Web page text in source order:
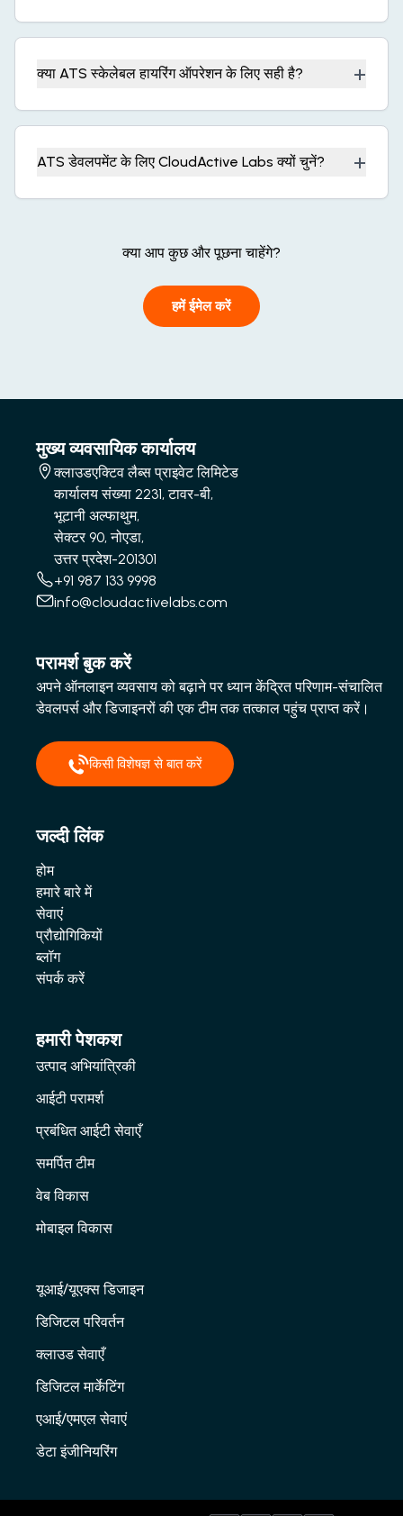
क्या ATS स्केलेबल हायरिंग ऑपरेशन के लिए सही है? +
ATS डेवलपमेंट के लिए CloudActive Labs क्यों चुनें? +
क्या आप कुछ और पूछना चाहेंगे?
हमें ईमेल करें
मुख्य व्यवसायिक कार्यालय
क्लाउडएक्टिव लैब्स प्राइवेट लिमिटेड
कार्यालय संख्या 2231, टावर-बी,
भूटानी अल्फाथुम,
सेक्टर 90, नोएडा,
उत्तर प्रदेश-201301
+91 987 133 9998
info@cloudactivelabs.com
परामर्श बुक करें
अपने ऑनलाइन व्यवसाय को बढ़ाने पर ध्यान केंद्रित परिणाम-संचालित
डेवलपर्स और डिजाइनरों की एक टीम तक तत्काल पहुंच प्राप्त करें।
किसी विशेषज्ञ से बात करें
जल्दी लिंक
होम
हमारे बारे में
सेवाएं
प्रौद्योगिकियों
ब्लॉग
संपर्क करें
हमारी पेशकश
उत्पाद अभियांत्रिकी
आईटी परामर्श
प्रबंधित आईटी सेवाएँ
समर्पित टीम
वेब विकास
मोबाइल विकास
यूआई/यूएक्स डिजाइन
डिजिटल परिवर्तन
क्लाउड सेवाएँ
डिजिटल मार्केटिंग
एआई/एमएल सेवाएं
डेटा इंजीनियरिंग